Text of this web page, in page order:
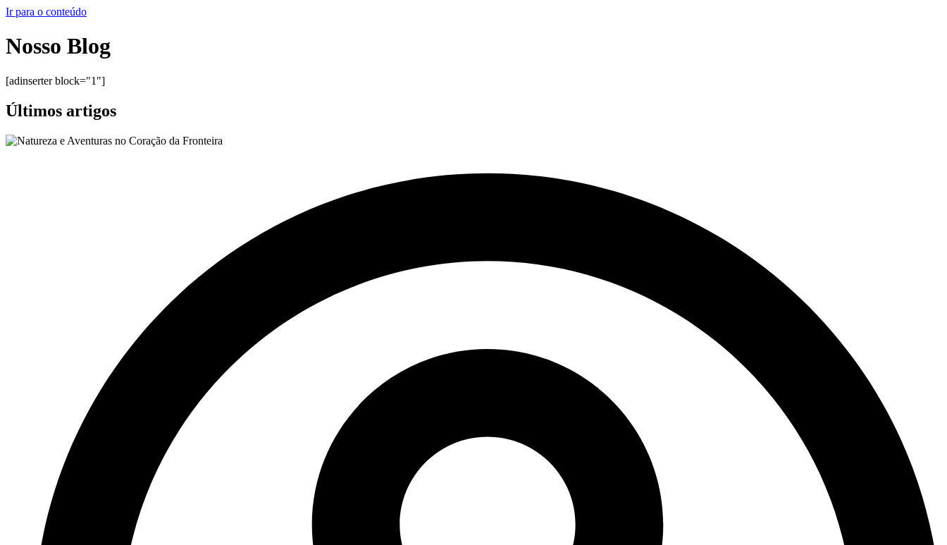
Ir para o conteúdo
Nosso Blog
[adinserter block="1"]
Últimos artigos